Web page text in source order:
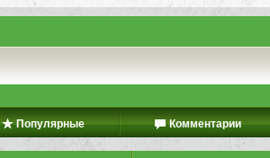
Популярные Комментарии